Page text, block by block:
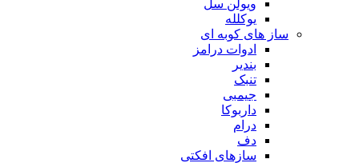
ویولن سل
یوکلله
ساز های کوبه ای
ادوات درامز
بندیر
تنبک
جیمبی
داربوکا
درام
دف
سازهای افکتی